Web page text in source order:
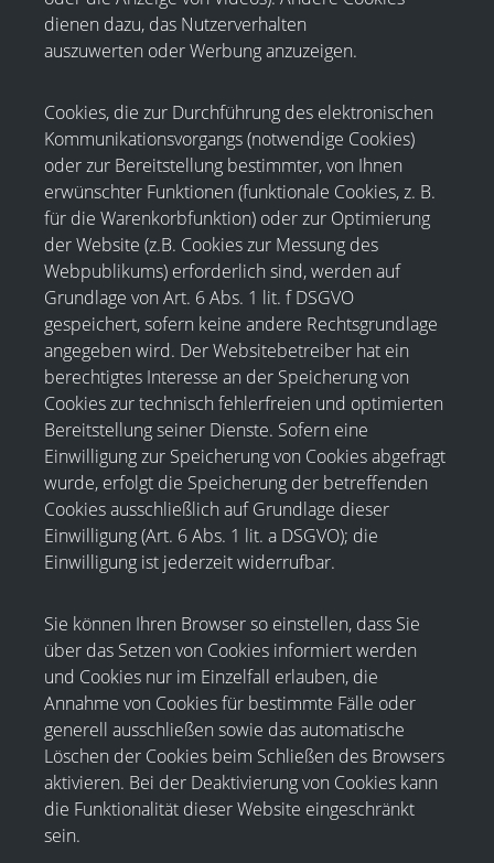
dienen dazu, das Nutzerverhalten
auszuwerten oder Werbung anzuzeigen.
Cookies, die zur Durchführung des elektronischen
Kommunikationsvorgangs (notwendige Cookies)
oder zur Bereitstellung bestimmter, von Ihnen
erwünschter Funktionen (funktionale Cookies, z. B.
für die Warenkorbfunktion) oder zur Optimierung
der Website (z.B. Cookies zur Messung des
Webpublikums) erforderlich sind, werden auf
Grundlage von Art. 6 Abs. 1 lit. f DSGVO
gespeichert, sofern keine andere Rechtsgrundlage
angegeben wird. Der Websitebetreiber hat ein
berechtigtes Interesse an der Speicherung von
Cookies zur technisch fehlerfreien und optimierten
Bereitstellung seiner Dienste. Sofern eine
Einwilligung zur Speicherung von Cookies abgefragt
wurde, erfolgt die Speicherung der betreffenden
Cookies ausschließlich auf Grundlage dieser
Einwilligung (Art. 6 Abs. 1 lit. a DSGVO); die
Einwilligung ist jederzeit widerrufbar.
Sie können Ihren Browser so einstellen, dass Sie
über das Setzen von Cookies informiert werden
und Cookies nur im Einzelfall erlauben, die
Annahme von Cookies für bestimmte Fälle oder
generell ausschließen sowie das automatische
Löschen der Cookies beim Schließen des Browsers
aktivieren. Bei der Deaktivierung von Cookies kann
die Funktionalität dieser Website eingeschränkt
sein.